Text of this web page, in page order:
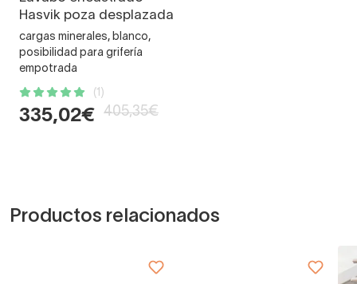
Hasvik poza desplazada
cargas minerales, blanco,
posibilidad para grifería
empotrada
(1)
335,02€ 405,35€
Productos relacionados